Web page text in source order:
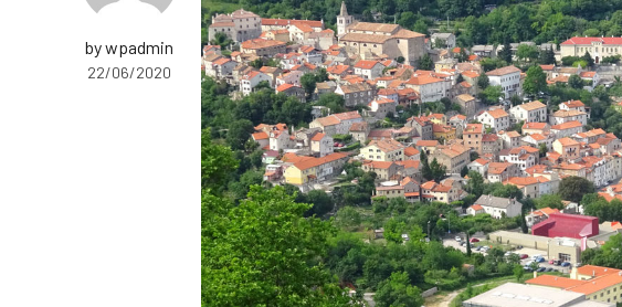
by wpadmin
22/06/2020